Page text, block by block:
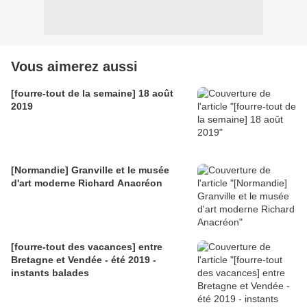
Vous aimerez aussi
[fourre-tout de la semaine] 18 août
2019
[Normandie] Granville et le musée
d'art moderne Richard Anacréon
[fourre-tout des vacances] entre
Bretagne et Vendée - été 2019 -
instants balades